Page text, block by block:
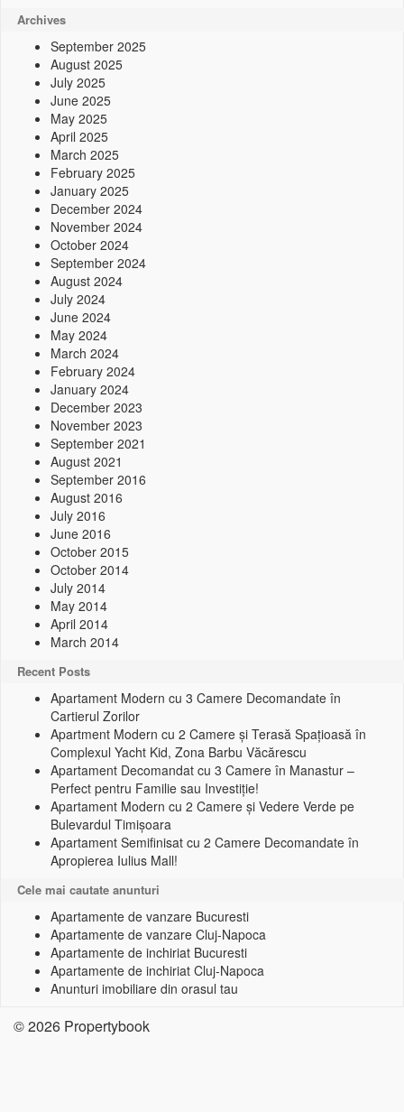
Archives
September 2025
August 2025
July 2025
June 2025
May 2025
April 2025
March 2025
February 2025
January 2025
December 2024
November 2024
October 2024
September 2024
August 2024
July 2024
June 2024
May 2024
March 2024
February 2024
January 2024
December 2023
November 2023
September 2021
August 2021
September 2016
August 2016
July 2016
June 2016
October 2015
October 2014
July 2014
May 2014
April 2014
March 2014
Recent Posts
Apartament Modern cu 3 Camere Decomandate în
Cartierul Zorilor
Apartment Modern cu 2 Camere și Terasă Spațioasă în
Complexul Yacht Kid, Zona Barbu Văcărescu
Apartament Decomandat cu 3 Camere în Manastur –
Perfect pentru Familie sau Investiție!
Apartament Modern cu 2 Camere și Vedere Verde pe
Bulevardul Timișoara
Apartament Semifinisat cu 2 Camere Decomandate în
Apropierea Iulius Mall!
Cele mai cautate anunturi
Apartamente de vanzare Bucuresti
Apartamente de vanzare Cluj-Napoca
Apartamente de inchiriat Bucuresti
Apartamente de inchiriat Cluj-Napoca
Anunturi imobiliare din orasul tau
© 2026 Propertybook